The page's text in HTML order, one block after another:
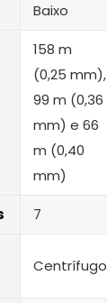
Baixo
158 m
(0,25 mm),
99 m (0,36
mm) e 66
m (0,40
mm)
7
Centrífugo